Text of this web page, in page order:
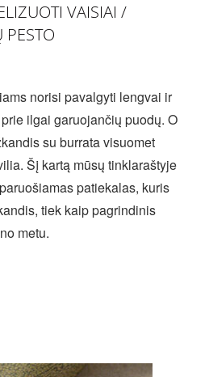
VAISIAI /
PESTO
norisi pavalgyti lengvai ir
ilgai garuojančių puodų. O
su burrata visuomet
Šį kartą mūsų tinklaraštyje
patiekalas, kuris
tiek kaip pagrindinis
metu.